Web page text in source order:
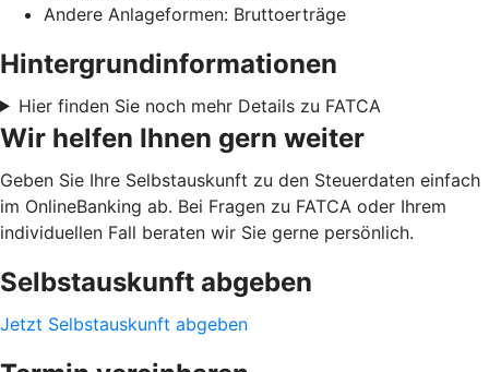
Andere Anlageformen: Bruttoerträge
Hintergrundinformationen
Hier finden Sie noch mehr Details zu FATCA
Wir helfen Ihnen gern weiter
Geben Sie Ihre Selbstauskunft zu den Steuerdaten einfach
im OnlineBanking ab. Bei Fragen zu FATCA oder Ihrem
individuellen Fall beraten wir Sie gerne persönlich.
Selbstauskunft abgeben
Jetzt Selbstauskunft abgeben